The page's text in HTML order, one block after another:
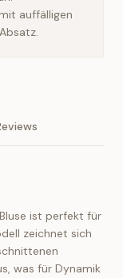
auffälligen
ist perfekt für
zeichnet sich
was für Dynamik